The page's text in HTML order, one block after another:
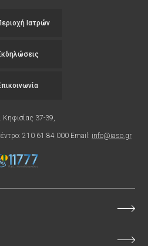
Ιατρών
37-39,
210 61 84 000 Email: info@iaso.gr